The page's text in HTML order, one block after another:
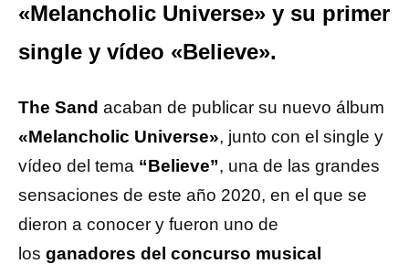
«Melancholic Universe» y su primer
single y vídeo «Believe».
The Sand acaban de publicar su nuevo álbum
«Melancholic Universe», junto con el single y
vídeo del tema “Believe”, una de las grandes
sensaciones de este año 2020, en el que se
dieron a conocer y fueron uno de
los ganadores del concurso musical